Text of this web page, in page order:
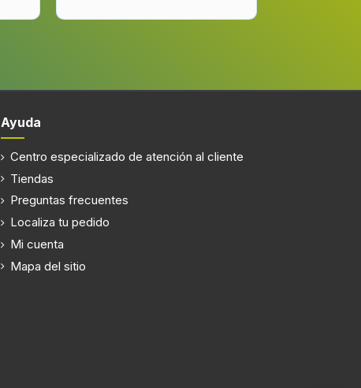
Ayuda
Centro especializado de atención al cliente
Tiendas
Preguntas frecuentes
Localiza tu pedido
Mi cuenta
Mapa del sitio